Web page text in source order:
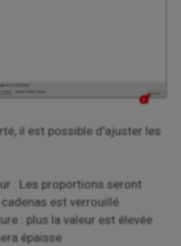
il est possible d’ajuster les
: Les proportions seront
est verrouillé
: plus la valeur est élevée
épaisse